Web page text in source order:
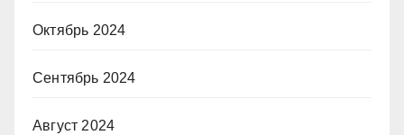
Октябрь 2024
Сентябрь 2024
Август 2024